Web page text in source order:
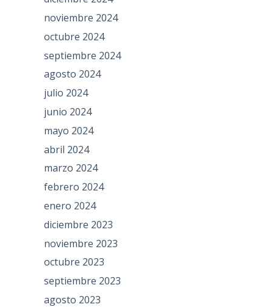
noviembre 2024
octubre 2024
septiembre 2024
agosto 2024
julio 2024
junio 2024
mayo 2024
abril 2024
marzo 2024
febrero 2024
enero 2024
diciembre 2023
noviembre 2023
octubre 2023
septiembre 2023
agosto 2023